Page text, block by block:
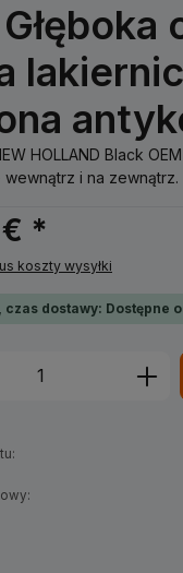
HOLLAND Black
i na zewnątrz.
*
koszty wysyłki
czas dostawy: Dostępne